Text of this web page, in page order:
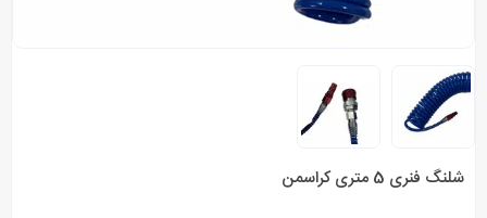
شلنگ فنری 5 متری کراسمن